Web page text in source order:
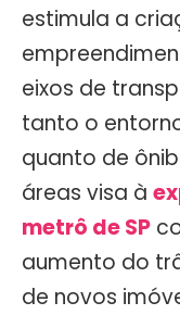
estimula a
eixos de
tanto o
quanto de
áreas visa à
metrô de SP
aumento do
de novos